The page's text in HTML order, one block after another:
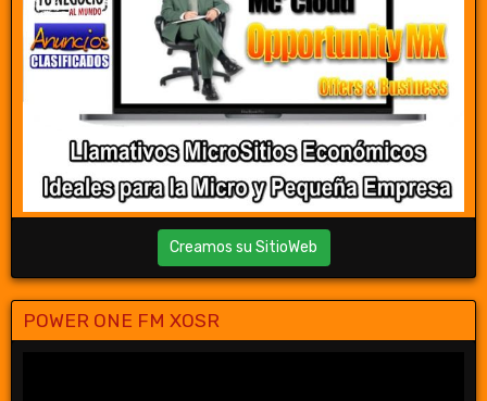
Creamos su SitioWeb
POWER ONE FM XOSR